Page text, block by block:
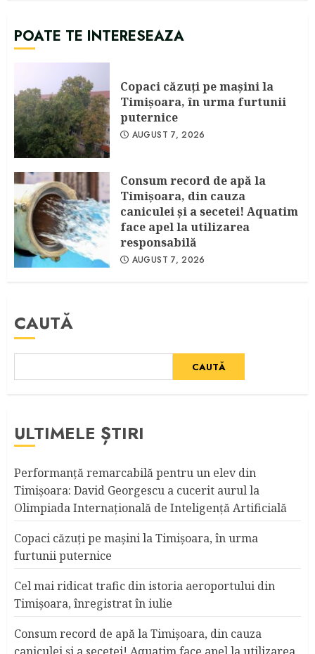
POATE TE INTERESEAZA
Copaci căzuţi pe maşini la
Timişoara, în urma furtunii
puternice
AUGUST 7, 2026
Consum record de apă la
Timişoara, din cauza
caniculei şi a secetei! Aquatim
face apel la utilizarea
responsabilă
AUGUST 7, 2026
CAUTĂ
CAUTĂ
ULTIMELE ȘTIRI
Performanță remarcabilă pentru un elev din
Timișoara: David Georgescu a cucerit aurul la
Olimpiada Internațională de Inteligență Artificială
Copaci căzuţi pe maşini la Timişoara, în urma
furtunii puternice
Cel mai ridicat trafic din istoria aeroportului din
Timişoara, înregistrat în iulie
Consum record de apă la Timişoara, din cauza